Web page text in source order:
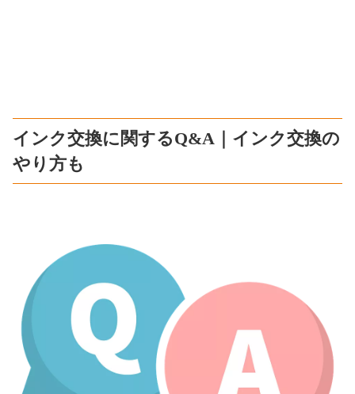
インク交換に関するQ&A｜インク交換の
やり方も